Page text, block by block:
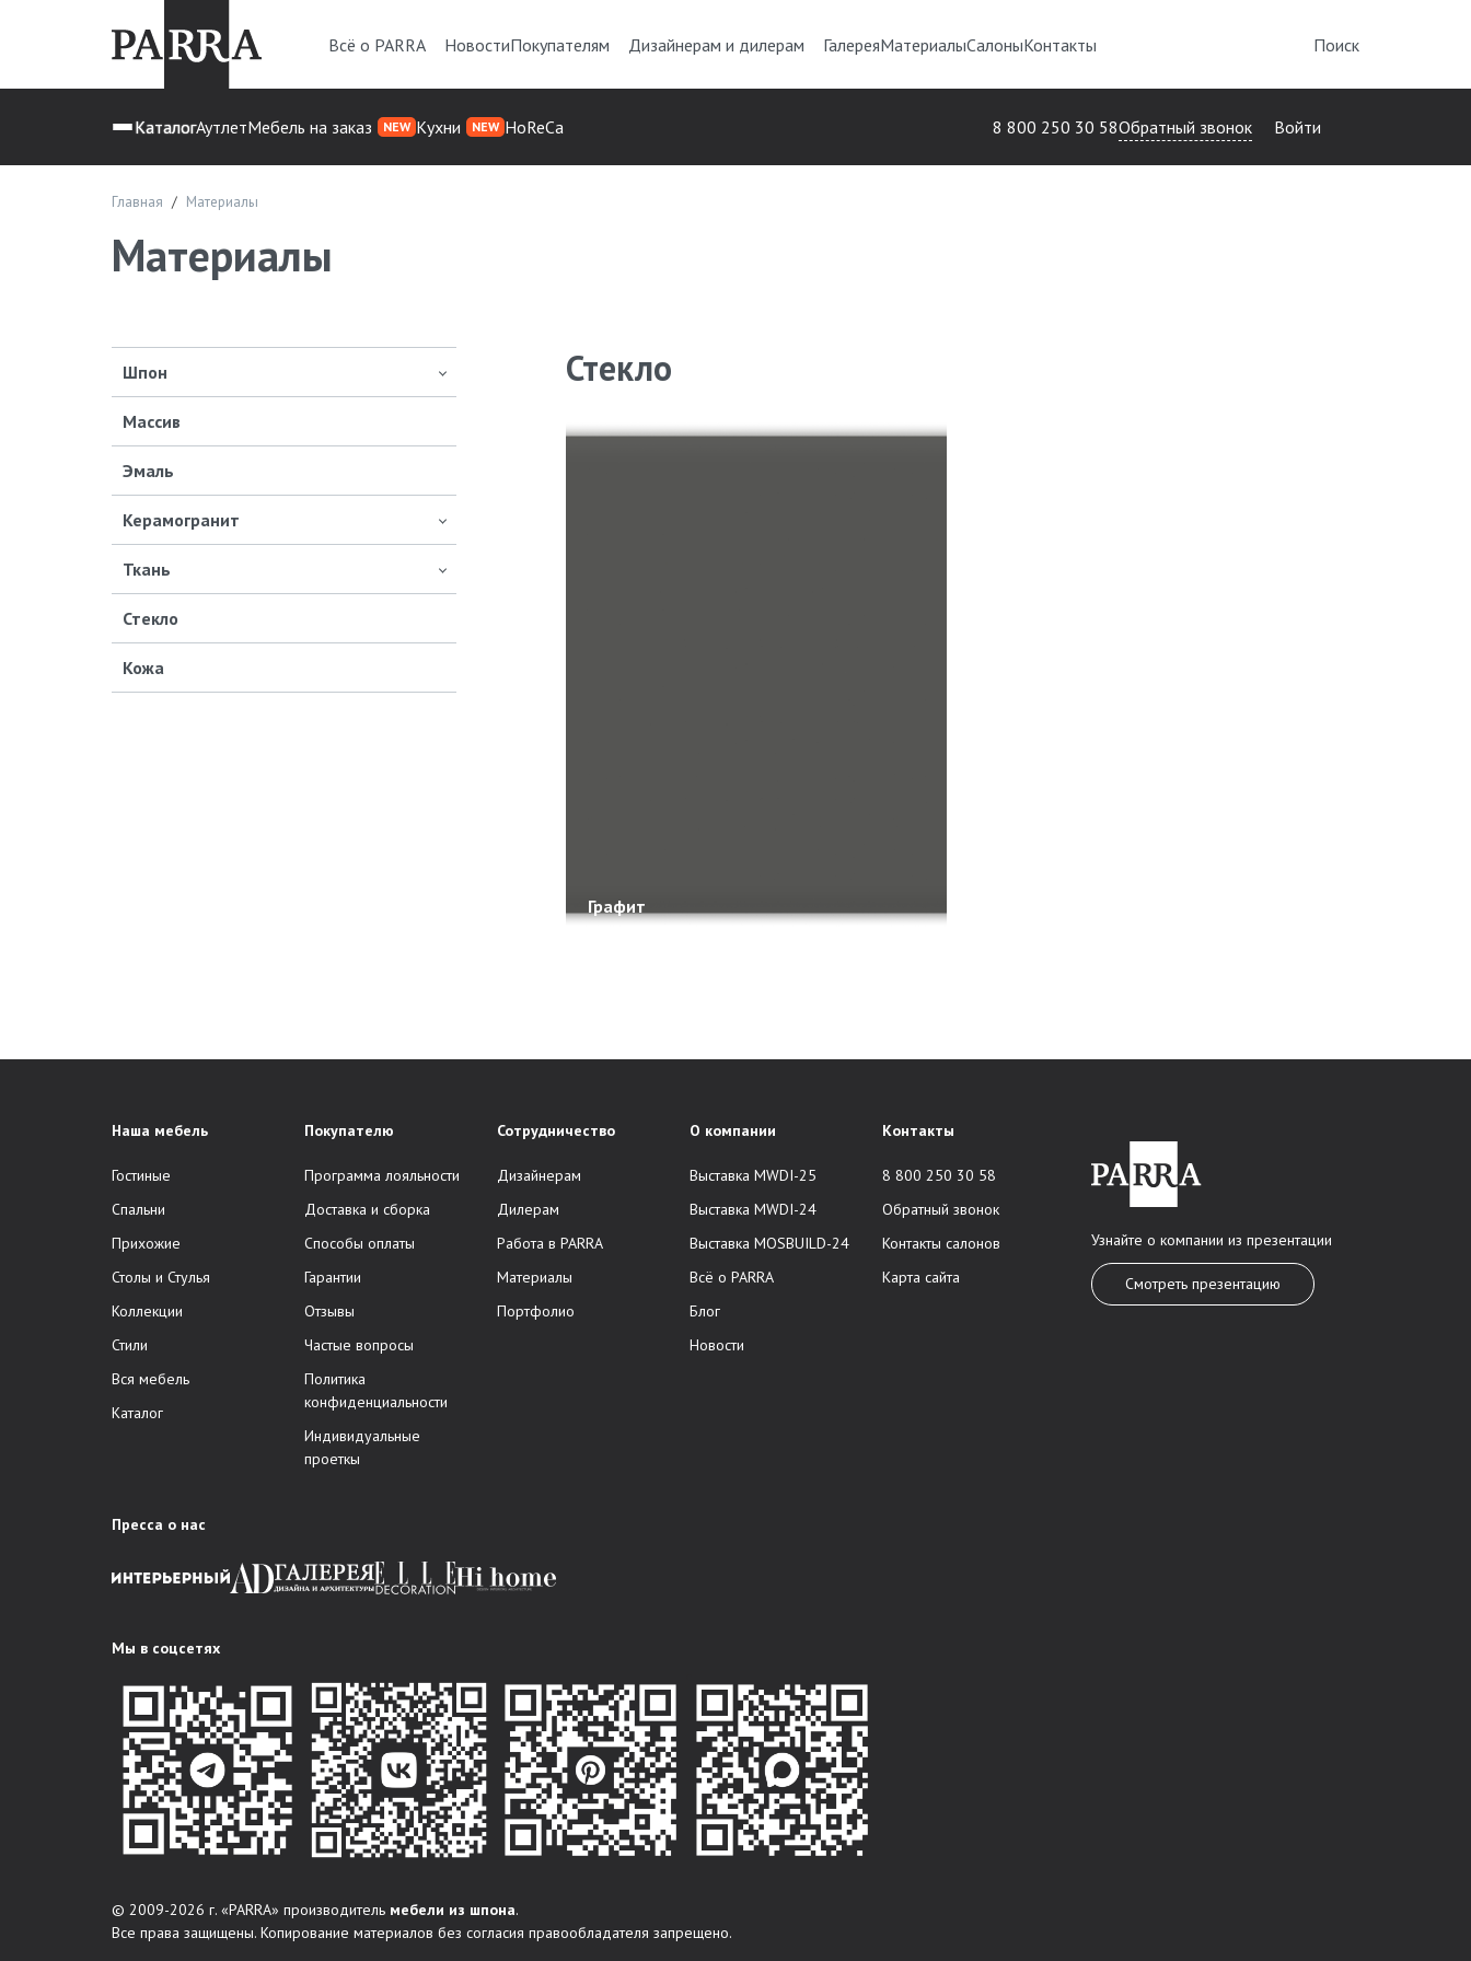
Всё о PARRA НовостиПокупателям Дизайнерам и дилерам ГалереяМатериалыСалоныКонтакты Поиск
КаталогАутлетМебель на заказ NEW Кухни NEW HoReCa 8 800 250 30 58Обратный звонок Войти
Главная Материалы
Материалы
Шпон
Массив
Эмаль
Керамогранит
Ткань
Стекло
Кожа
Стекло
Графит
Наша мебель
Гостиные
Спальни
Прихожие
Столы и Стулья
Коллекции
Стили
Вся мебель
Каталог
Покупателю
Программа лояльности
Доставка и сборка
Способы оплаты
Гарантии
Отзывы
Частые вопросы
Политика
конфиденциальности
Индивидуальные
проеткы
Сотрудничество
Дизайнерам
Дилерам
Работа в PARRA
Материалы
Портфолио
О компании
Выставка MWDI-25
Выставка MWDI-24
Выставка MOSBUILD-24
Всё о PARRA
Блог
Новости
Контакты
8 800 250 30 58
Обратный звонок
Контакты салонов
Карта сайта
Узнайте о компании из презентации
Смотреть презентацию
Пресса о нас
Мы в соцсетях
© 2009-2026 г. «PARRA» производитель мебели из шпона.
Все права защищены. Копирование материалов без согласия правообладателя запрещено.